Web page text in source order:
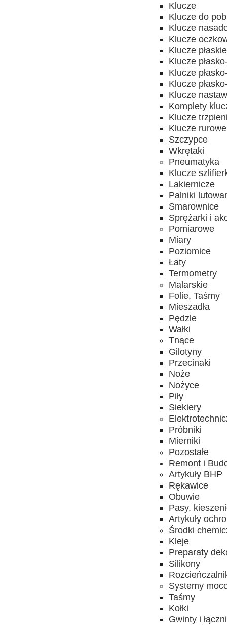
Klucze
Klucze do
Klucze
Klucze
Klucze
Klucze
Klucze
Klucze
Klucze
Komplety
Klucze
Klucze rurowe
Szczypce
Wkrętaki
Pneumatyka
Klucze
Lakiernicze
Palniki
Smarownice
Sprężarki i
Pomiarowe
Miary
Poziomice
Łaty
Termometry
Malarskie
Folie, Taśmy
Mieszadła
Pędzle
Wałki
Tnące
Gilotyny
Przecinaki
Noże
Nożyce
Piły
Siekiery
Próbniki
Mierniki
Pozostałe
Remont i
Artykuły BHP
Rękawice
Obuwie
Pasy,
Artykuły
Środki
Kleje
Preparaty
Silikony
Systemy
Taśmy
Kołki
Gwinty i